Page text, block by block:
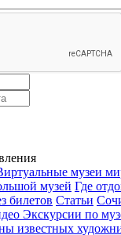
музеи
музей Где
билетов Статьи
Экскурсии по
известных